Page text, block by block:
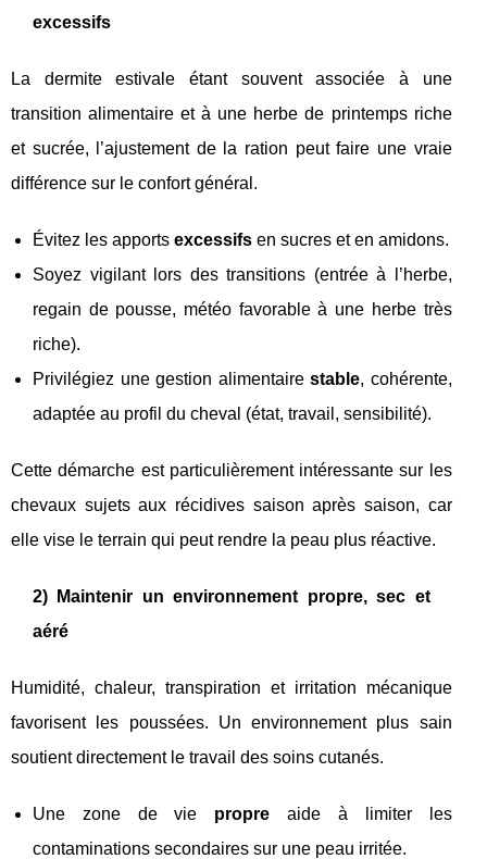
excessifs
La dermite estivale étant souvent associée à une
transition alimentaire et à une herbe de printemps riche
et sucrée, l’ajustement de la ration peut faire une vraie
différence sur le confort général.
Évitez les apports excessifs en sucres et en amidons.
Soyez vigilant lors des transitions (entrée à l’herbe,
regain de pousse, météo favorable à une herbe très
riche).
Privilégiez une gestion alimentairestable, cohérente,
adaptée au profil du cheval (état, travail, sensibilité).
Cette démarche est particulièrement intéressante sur les
chevaux sujets aux récidives saison après saison, car
elle vise le terrain qui peut rendre la peau plus réactive.
2) Maintenir un environnement propre, sec et
aéré
Humidité, chaleur, transpiration et irritation mécanique
favorisent les poussées. Un environnement plus sain
soutient directement le travail des soins cutanés.
Une zone de vie propre aide à limiter les
contaminations secondaires sur une peau irritée.